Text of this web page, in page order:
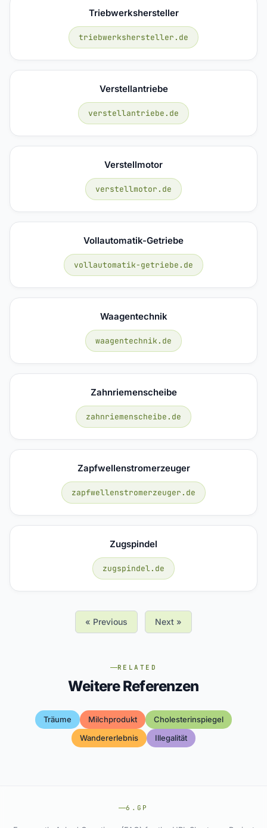
Triebwerkshersteller
triebwerkshersteller.de
Verstellantriebe
verstellantriebe.de
Verstellmotor
verstellmotor.de
Vollautomatik-Getriebe
vollautomatik-getriebe.de
Waagentechnik
waagentechnik.de
Zahnriemenscheibe
zahnriemenscheibe.de
Zapfwellenstromerzeuger
zapfwellenstromerzeuger.de
Zugspindel
zugspindel.de
« Previous Next »
RELATED
Weitere Referenzen
Träume Milchprodukt
Cholesterinspiegel
Wandererlebnis
Illegalität
6.GP